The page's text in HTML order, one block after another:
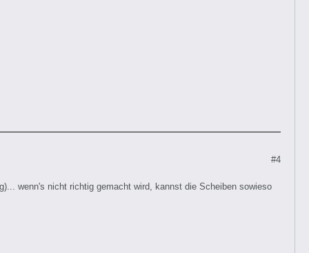
#4
wenn's nicht richtig gemacht wird, kannst die Scheiben sowieso